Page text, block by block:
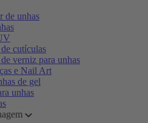
de unhas
cutículas
verniz para unhas
e Nail Art
de gel
unhas